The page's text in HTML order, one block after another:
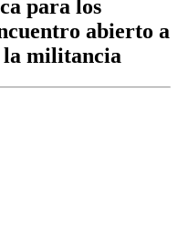
para los
abierto a
militancia